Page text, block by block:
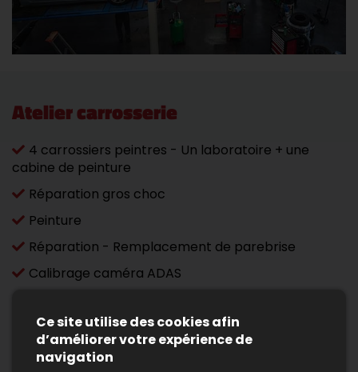
Atelier carrosserie
4 carrossiers peintres - Un laboratoire + une
cabine de peinture
Réparation gros choc
Peinture
Réparation - Remplacement de parebrise
Calibrage caméra ADAS
Ce site utilise des cookies afin
d’améliorer votre expérience de
navigation